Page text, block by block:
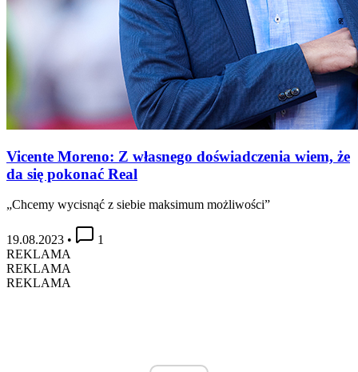
Vicente Moreno: Z własnego doświadczenia wiem, że
da się pokonać Real
„Chcemy wycisnąć z siebie maksimum możliwości”
19.08.2023 •
1
REKLAMA
REKLAMA
REKLAMA